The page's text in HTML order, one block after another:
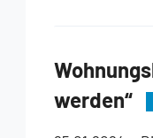
werden“